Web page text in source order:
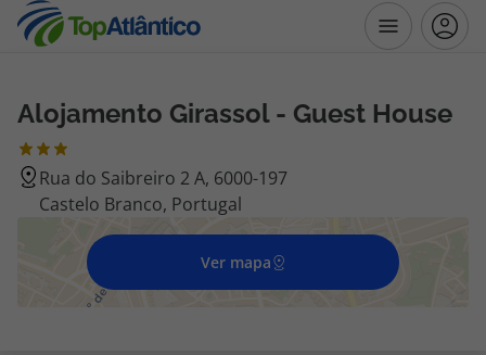
Destinos
Voos
Voos + Hotel
Alojamento Girassol - Guest House
Rua do Saibreiro 2 A, 6000-197
Castelo Branco, Portugal
Ver mapa